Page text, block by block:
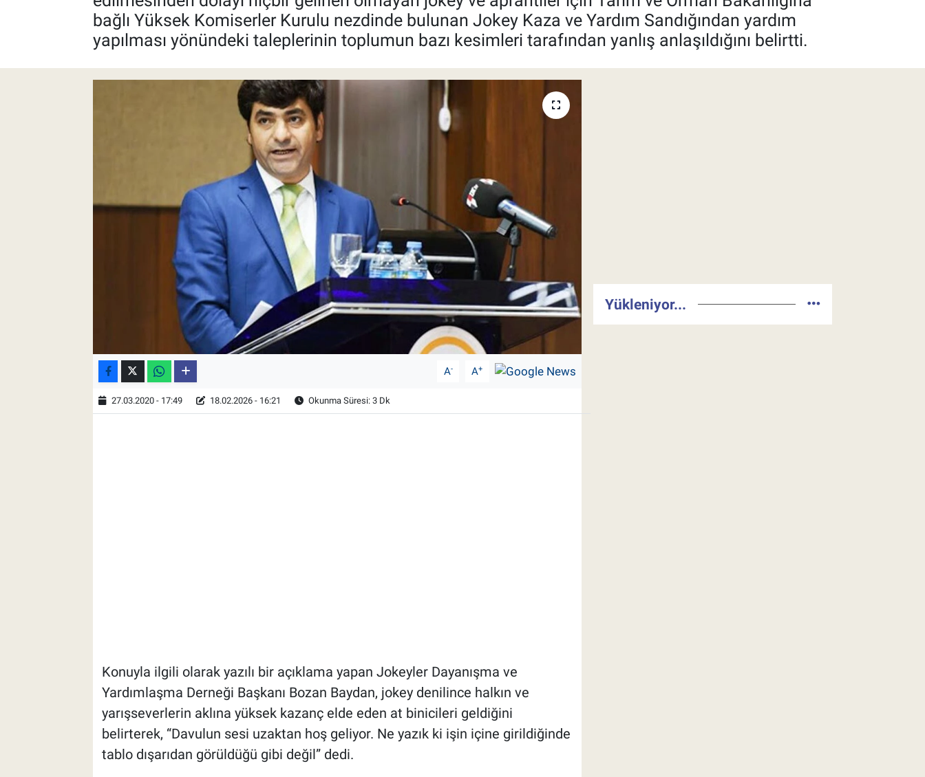
bağlı Yüksek Komiserler Kurulu nezdinde bulunan Jokey Kaza ve Yardım Sandığından yardım
yapılması yönündeki taleplerinin toplumun bazı kesimleri tarafından yanlış anlaşıldığını belirtti.
A- A+
27.03.2020 - 17:49 18.02.2026 - 16:21 Okunma Süresi: 3 Dk
Konuyla ilgili olarak yazılı bir açıklama yapan Jokeyler Dayanışma ve
Yardımlaşma Derneği Başkanı Bozan Baydan, jokey denilince halkın ve
yarışseverlerin aklına yüksek kazanç elde eden at binicileri geldiğini
belirterek, “Davulun sesi uzaktan hoş geliyor. Ne yazık ki işin içine girildiğinde
tablo dışarıdan görüldüğü gibi değil” dedi.
Yükleniyor...
Pankobirlik
Üretici Birlikleri
Şeker ve Şekerli Mamüller